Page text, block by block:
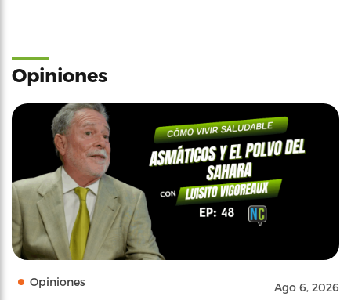
Opiniones
Opiniones Ago 6, 2026